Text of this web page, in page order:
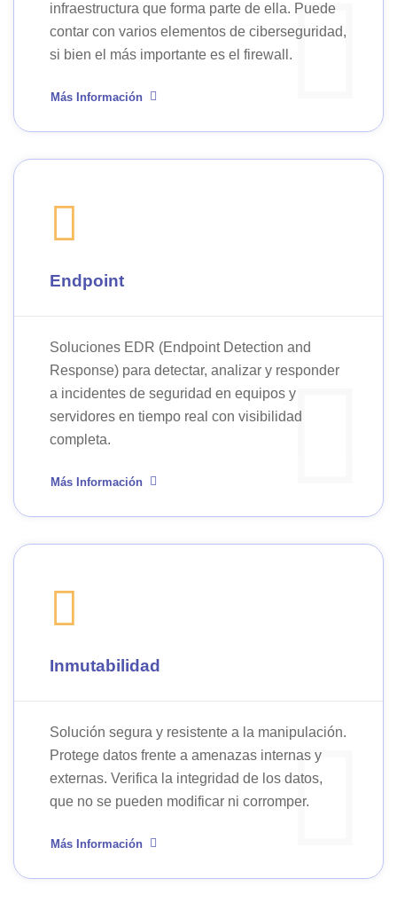
infraestructura que forma parte de ella. Puede
contar con varios elementos de ciberseguridad,
si bien el más importante es el firewall.
Más Información
Endpoint
Soluciones EDR (Endpoint Detection and
Response) para detectar, analizar y responder
a incidentes de seguridad en equipos y
servidores en tiempo real con visibilidad
completa.
Más Información
Inmutabilidad
Solución segura y resistente a la manipulación.
Protege datos frente a amenazas internas y
externas. Verifica la integridad de los datos,
que no se pueden modificar ni corromper.
Más Información